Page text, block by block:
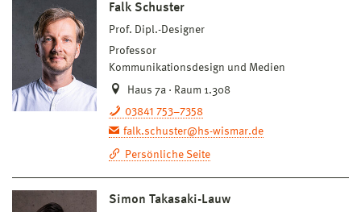
Falk Schuster
Prof. Dipl.-Designer
Professor
Kommunikationsdesign und Medien
Haus 7a · Raum 1.308
03841 753–7358
falk.schuster@hs-wismar.de
Persönliche Seite
Simon Takasaki-Lauw